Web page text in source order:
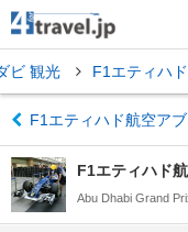
ビ 観光 F1エティハ
F1エティハド航空ア
F1エティハド
Abu Dhabi Grand